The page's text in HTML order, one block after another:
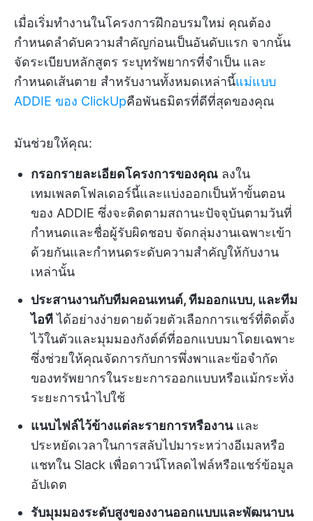
เมื่อเริ่มทำงานในโครงการฝึกอบรมใหม่ คุณต้อง
กำหนดลำดับความสำคัญก่อนเป็นอันดับแรก จากนั้น
จัดระเบียบหลักสูตร ระบุทรัพยากรที่จำเป็น และ
กำหนดเส้นตาย สำหรับงานทั้งหมดเหล่านี้แม่แบบ
ADDIE ของ ClickUpคือพันธมิตรที่ดีที่สุดของคุณ
มันช่วยให้คุณ:
กรอกรายละเอียดโครงการของคุณ ลงใน
เทมเพลตโฟลเดอร์นี้และแบ่งออกเป็นห้าขั้นตอน
ของ ADDIE ซึ่งจะติดตามสถานะปัจจุบันตามวันที่
กำหนดและชื่อผู้รับผิดชอบ จัดกลุ่มงานเฉพาะเข้า
ด้วยกันและกำหนดระดับความสำคัญให้กับงาน
เหล่านั้น
ประสานงานกับทีมคอนเทนต์, ทีมออกแบบ, และทีม
ไอทีได้อย่างง่ายดายด้วยตัวเลือกการแชร์ที่ติดตั้ง
ไว้ในตัวและมุมมองกังต์ต์ที่ออกแบบมาโดยเฉพาะ
ซึ่งช่วยให้คุณจัดการกับการพึ่งพาและข้อจำกัด
ของทรัพยากรในระยะการออกแบบหรือแม้กระทั่ง
ระยะการนำไปใช้
แนบไฟล์ไว้ข้างแต่ละรายการหรืองานและ
ประหยัดเวลาในการสลับไปมาระหว่างอีเมลหรือ
แชทใน Slack เพื่อดาวน์โหลดไฟล์หรือแชร์ข้อมูล
อัปเดต
รับมุมมองระดับสูงของงานออกแบบและพัฒนาบน